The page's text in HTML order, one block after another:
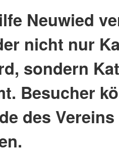
Neuwied
nicht nur
sondern
Besucher
des